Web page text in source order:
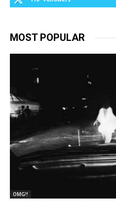
MOST POPULAR
OMG!!